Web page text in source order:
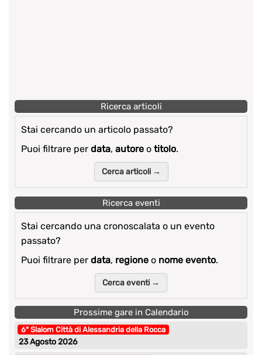
Ricerca articoli
Stai cercando un articolo passato?
Puoi filtrare per data, autore o titolo.
Cerca articoli →
Ricerca eventi
Stai cercando una cronoscalata o un evento
passato?
Puoi filtrare per data, regione o nome evento.
Cerca eventi →
Prossime gare in Calendario
6° Slalom Città di Alessandria della Rocca
23 Agosto 2026